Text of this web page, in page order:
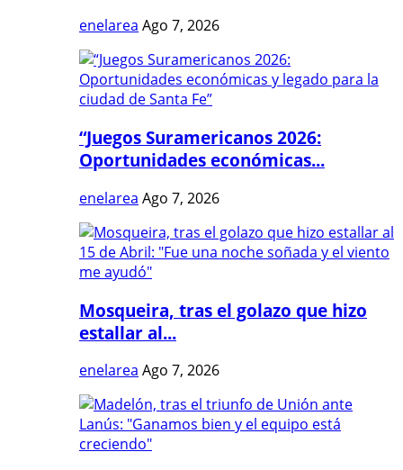
enelarea Ago 7, 2026
“Juegos Suramericanos 2026:
Oportunidades económicas...
enelarea Ago 7, 2026
Mosqueira, tras el golazo que hizo
estallar al...
enelarea Ago 7, 2026